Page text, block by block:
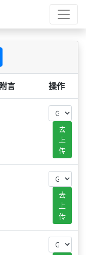
附言 操作
去
上
传
去
上
传